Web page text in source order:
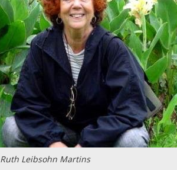
Ruth Leibsohn Martins